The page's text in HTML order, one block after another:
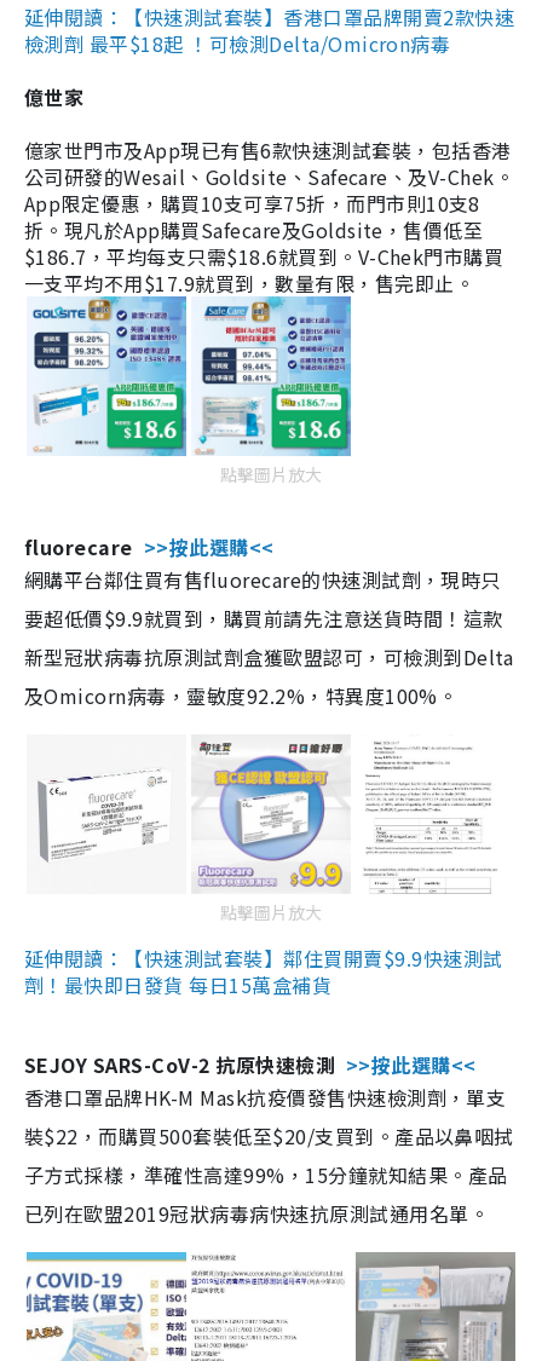
延伸閱讀：【快速測試套裝】香港口罩品牌開賣2款快速
檢測劑 最平$18起 ！可檢測Delta/Omicron病毒
億世家
億家世門市及App現已有售6款快速測試套裝，包括香港
公司研發的Wesail、Goldsite、Safecare、及V-Chek。
App限定優惠，購買10支可享75折，而門市則10支8
折。現凡於App購買Safecare及Goldsite，售價低至
$186.7，平均每支只需$18.6就買到。V-Chek門市購買
一支平均不用$17.9就買到，數量有限，售完即止。
點擊圖片放大
fluorecare >>按此選購<<
網購平台鄰住買有售fluorecare的快速測試劑，現時只
要超低價$9.9就買到，購買前請先注意送貨時間！這款
新型冠狀病毒抗原測試劑盒獲歐盟認可，可檢測到Delta
及Omicorn病毒，靈敏度92.2%，特異度100%。
點擊圖片放大
延伸閱讀：【快速測試套裝】鄰住買開賣$9.9快速測試
劑！最快即日發貨 每日15萬盒補貨
SEJOY SARS-CoV-2 抗原快速檢測 >>按此選購<<
香港口罩品牌HK-M Mask抗疫價發售快速檢測劑，單支
裝$22，而購買500套裝低至$20/支買到。產品以鼻咽拭
子方式採樣，準確性高達99%，15分鐘就知結果。產品
已列在歐盟2019冠狀病毒病快速抗原測試通用名單。